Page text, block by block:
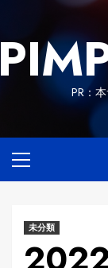
content
PR：
Menu
未分類